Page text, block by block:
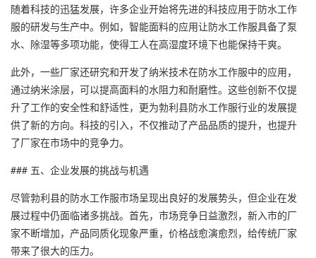
随着科技的迅猛发展，许多企业开始将先进的科技应用于防水工作
服的研发与生产中。例如，智能面料的应用让防水工作服具备了泵
水、除湿等多项功能，使得工人在高湿度环境下也能保持干爽。
此外，一些厂家还研究和开发了纳米技术在防水工作服中的应用，
通过纳米涂层，可以提高面料的水阻力和耐磨性。这些创新不仅提
升了工作的安全性和舒适性，更为勃利县防水工作服行业的发展提
供了新的方向。科技的引入，不仅推动了产品品质的提升，也提升
了厂家在市场中的竞争力。
### 五、企业发展的挑战与机遇
尽管勃利县的防水工作服市场呈现出良好的发展势头，但企业在发
展过程中仍面临诸多挑战。首先，市场竞争日益激烈，新入市的厂
家不断增加，产品同质化现象严重，价格战愈演愈烈，给传统厂家
带来了很大的压力。